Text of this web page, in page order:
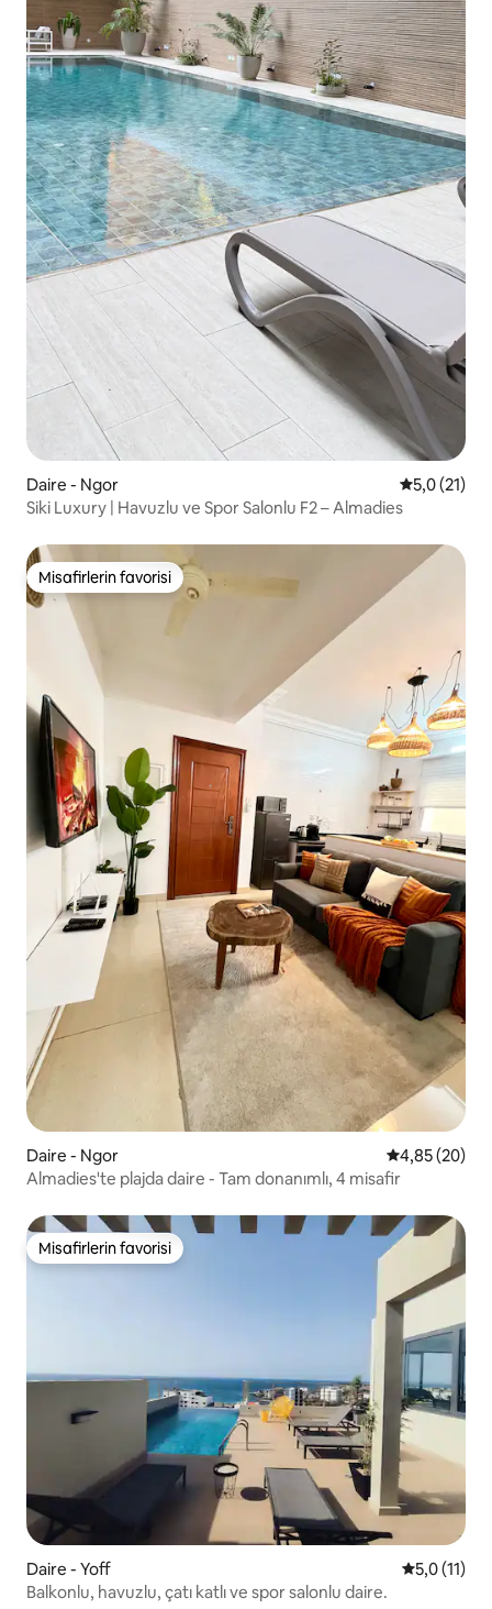
Daire - Ngor 55,0 (21)
Siki Luxury | Havuzlu ve Spor Salonlu F2 – Almadies
Misafirlerin favorisi
Misafirlerin favorisi
Daire - Ngor 5 üzerinden
4,85 (20)
Almadies'te plajda daire - Tam donanımlı, 4 misafir
Misafirlerin favorisi
Misafirlerin favorisi
Daire - Yoff 55,0 (11)
Balkonlu, havuzlu, çatı katlı ve spor salonlu daire.